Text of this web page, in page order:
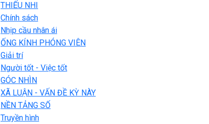
THIẾU NHI
Chính sách
Nhịp cầu nhân ái
ỐNG KÍNH PHÓNG VIÊN
Giải trí
Người tốt - Việc tốt
GÓC NHÌN
XÃ LUẬN - VẤN ĐỀ KỲ NÀY
NỀN TẢNG SỐ
Truyền hình